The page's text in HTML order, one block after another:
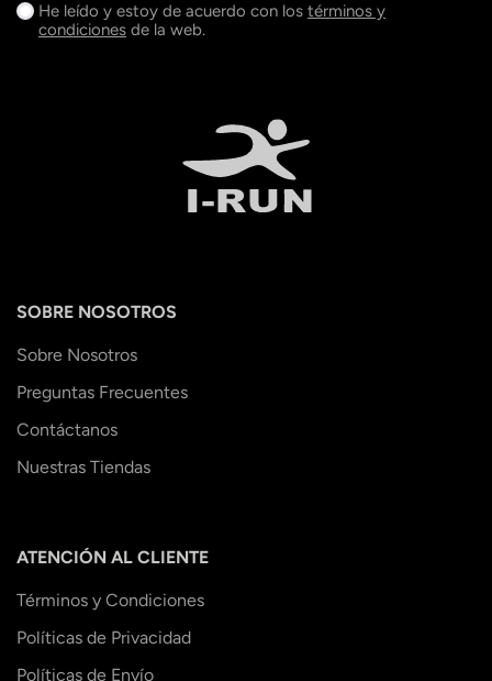
He leído y estoy de acuerdo con los términos y
condiciones de la web.
SOBRE NOSOTROS
Sobre Nosotros
Preguntas Frecuentes
Contáctanos
Nuestras Tiendas
ATENCIÓN AL CLIENTE
Términos y Condiciones
Políticas de Privacidad
Políticas de Envío